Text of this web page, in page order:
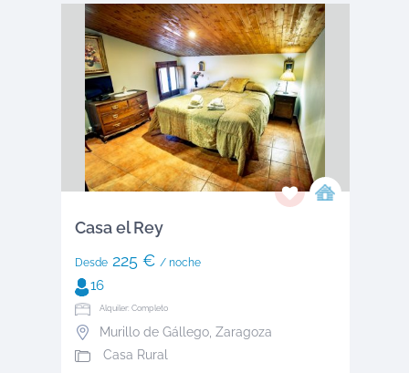
Casa el Rey
Desde225 € / noche
16
Alquiler: Completo
Murillo de Gállego, Zaragoza
Casa Rural